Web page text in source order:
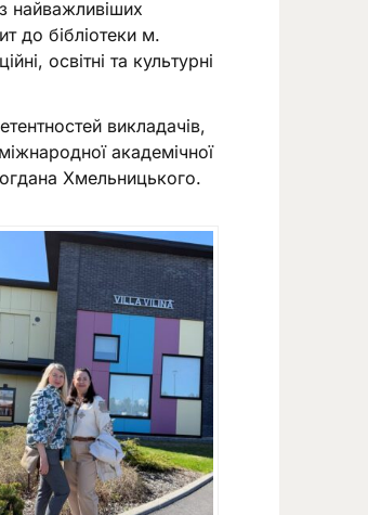
найважливіших
до бібліотеки м.
освітні та культурні
викладачів,
академічної
Хмельницького.